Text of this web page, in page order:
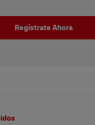
Regístrate Ahora